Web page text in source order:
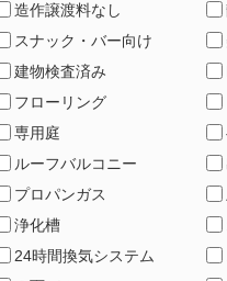
造作譲渡料なし
スナック・バー向け
建物検査済み
フローリング
専用庭
ルーフバルコニー
プロパンガス
浄化槽
24時間換気システム